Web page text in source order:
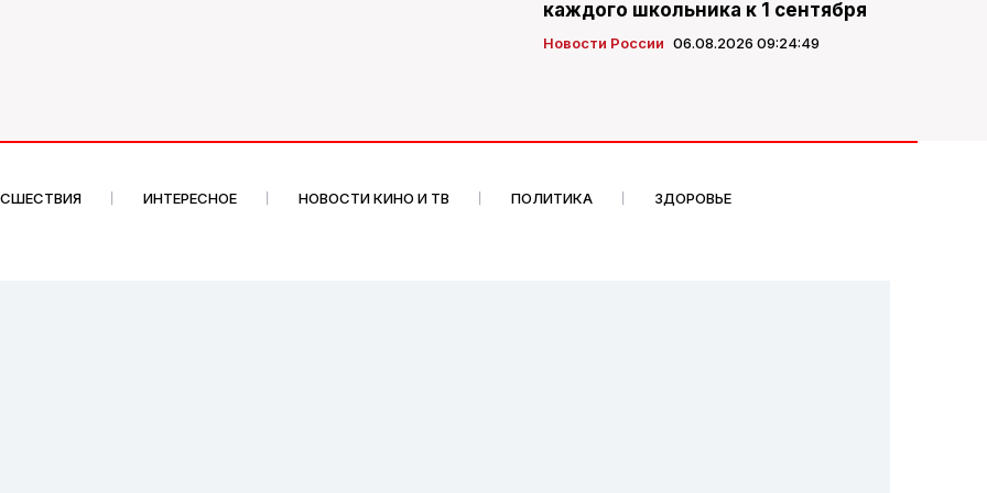
каждого школьника к 1 сентября
Новости России 06.08.2026 09:24:49
ИНТЕРЕСНОЕ НОВОСТИ КИНО И ТВ ПОЛИТИКА ЗДОРОВЬЕ